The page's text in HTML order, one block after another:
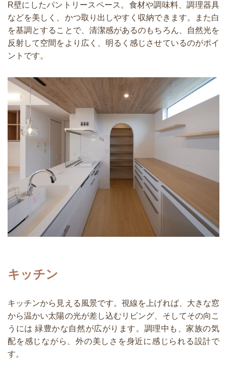
R壁にしたパントリースペース。食材や調味料、調理器具
などを美しく、かつ取り出しやすく収納できます。また白
を基調とすることで、清潔感があるのもちろん、自然光を
反射して空間をより広く、明るく感じさせているのがポイ
ントです。
キッチン
キッチンから見える風景です。視線を上げれば、大きな窓
から温かい太陽の光が差し込むリビング、そしてその向こ
うには 緑豊かな自然が広がります。調理中も、家族の気
配を感じながら、外の美しさを身近に感じられる設計で
す。